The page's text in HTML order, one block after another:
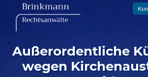
Außerordentliche
wegen